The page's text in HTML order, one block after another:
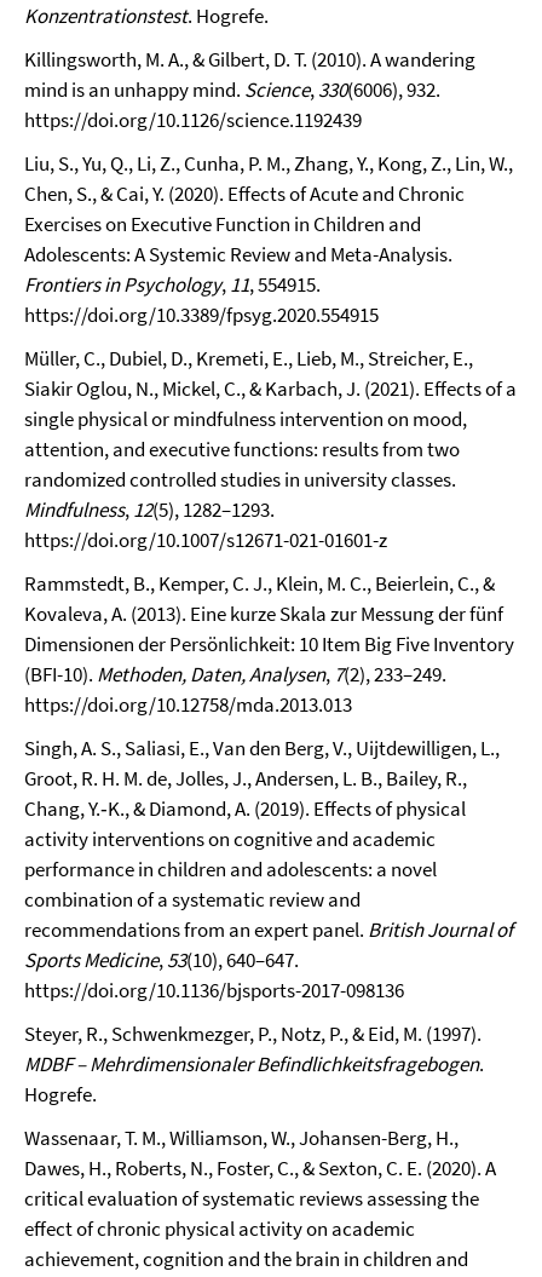
Konzentrationstest. Hogrefe.
Killingsworth, M. A., & Gilbert, D. T. (2010). A wandering
mind is an unhappy mind. Science,330(6006), 932.
https://doi.org/10.1126/science.1192439
Liu, S., Yu, Q., Li, Z., Cunha, P. M., Zhang, Y., Kong, Z., Lin, W.,
Chen, S., & Cai, Y. (2020). Effects of Acute and Chronic
Exercises on Executive Function in Children and
Adolescents: A Systemic Review and Meta-Analysis.
Frontiers in Psychology,11, 554915.
https://doi.org/10.3389/fpsyg.2020.554915
Müller, C., Dubiel, D., Kremeti, E., Lieb, M., Streicher, E.,
Siakir Oglou, N., Mickel, C., & Karbach, J. (2021). Effects of a
single physical or mindfulness intervention on mood,
attention, and executive functions: results from two
randomized controlled studies in university classes.
Mindfulness,12(5), 1282–1293.
https://doi.org/10.1007/s12671-021-01601-z
Rammstedt, B., Kemper, C. J., Klein, M. C., Beierlein, C., &
Kovaleva, A. (2013). Eine kurze Skala zur Messung der fünf
Dimensionen der Persönlichkeit: 10 Item Big Five Inventory
(BFI-10). Methoden, Daten, Analysen, 7(2), 233–249.
https://doi.org/10.12758/mda.2013.013
Singh, A. S., Saliasi, E., Van den Berg, V., Uijtdewilligen, L.,
Groot, R. H. M. de, Jolles, J., Andersen, L. B., Bailey, R.,
Chang, Y.‑K., & Diamond, A. (2019). Effects of physical
activity interventions on cognitive and academic
performance in children and adolescents: a novel
combination of a systematic review and
recommendations from an expert panel. British Journal of
Sports Medicine,53(10), 640–647.
https://doi.org/10.1136/bjsports-2017-098136
Steyer, R., Schwenkmezger, P., Notz, P., & Eid, M. (1997).
MDBF – Mehrdimensionaler Befindlichkeitsfragebogen.
Hogrefe.
Wassenaar, T. M., Williamson, W., Johansen-Berg, H.,
Dawes, H., Roberts, N., Foster, C., & Sexton, C. E. (2020). A
critical evaluation of systematic reviews assessing the
effect of chronic physical activity on academic
achievement, cognition and the brain in children and